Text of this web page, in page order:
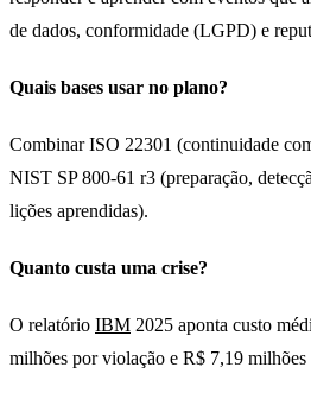
de dados, conformidade (LGPD) e
Quais bases usar no plano?
Combinar ISO 22301 (continuidade
NIST SP 800-61 r3 (preparação,
lições aprendidas).
Quanto custa uma crise?
O relatório IBM 2025 aponta custo
milhões por violação e R$ 7,19